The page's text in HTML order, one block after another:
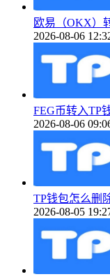
欧易（OKX）
2026-08-06
FEG币转入TP
2026-08-06
TP钱包怎么删
2026-08-05